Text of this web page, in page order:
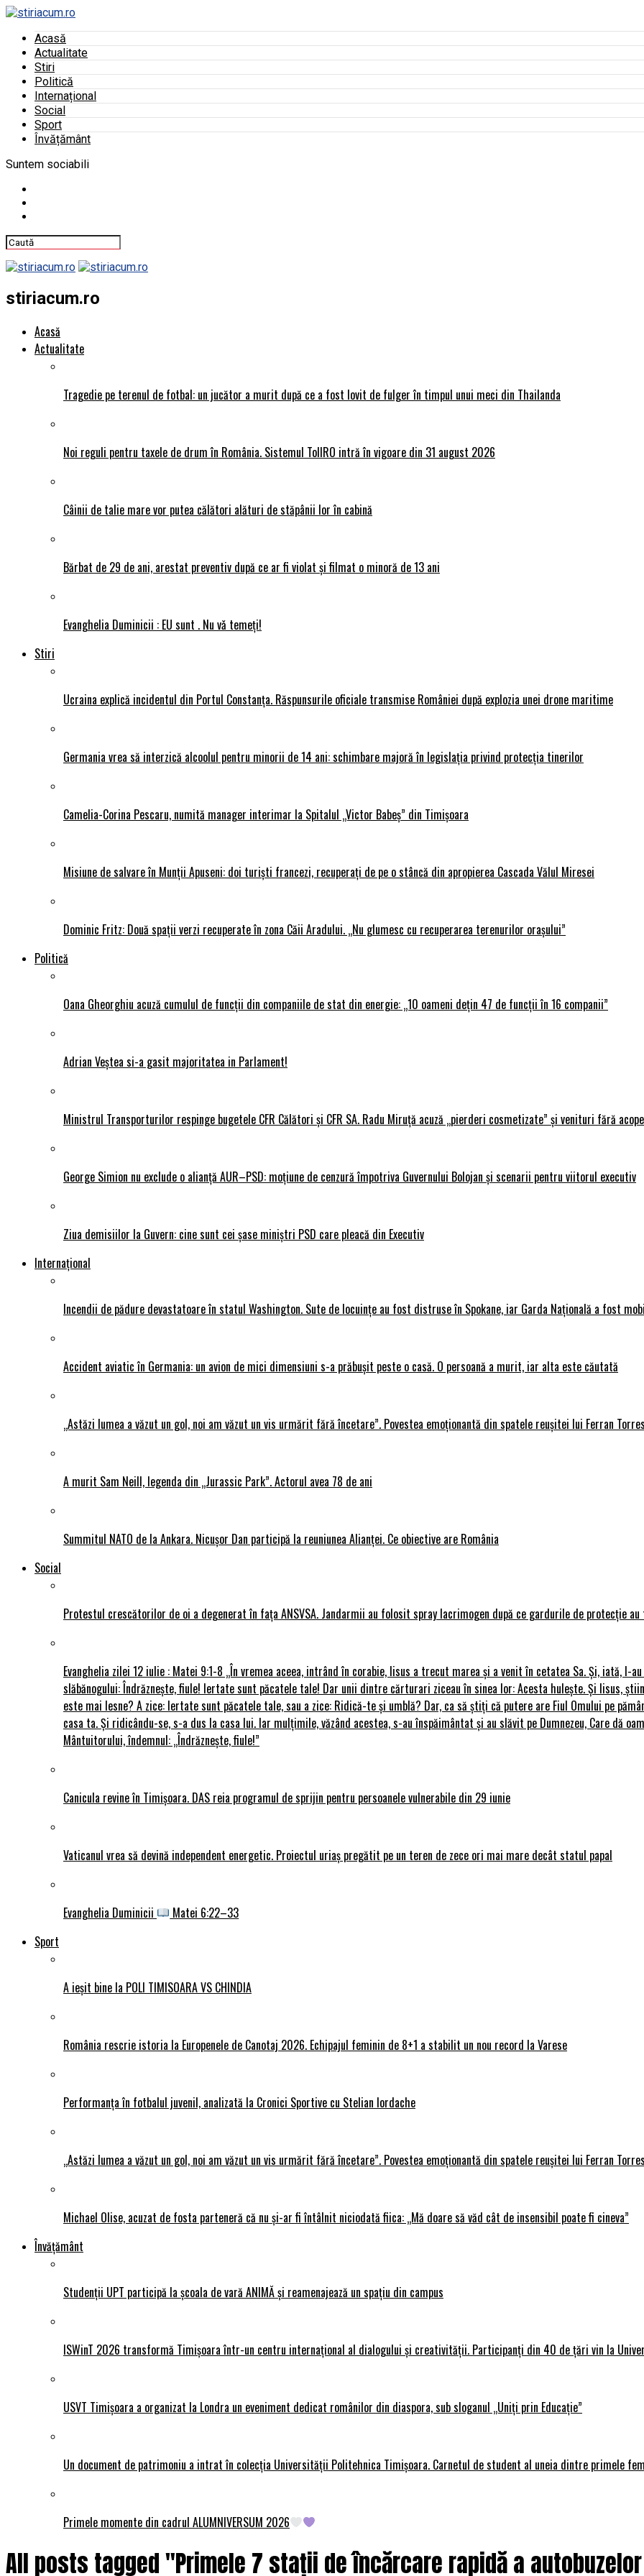
Acasă
Actualitate
Stiri
Politică
Internațional
Social
Sport
Învățământ
Suntem sociabili
stiriacum.ro
Acasă
Actualitate
Tragedie pe terenul de fotbal: un jucător a murit după ce a fost lovit de fulger în timpul unui meci din Thailanda
Noi reguli pentru taxele de drum în România. Sistemul TollRO intră în vigoare din 31 august 2026
Câinii de talie mare vor putea călători alături de stăpânii lor în cabină
Bărbat de 29 de ani, arestat preventiv după ce ar fi violat și filmat o minoră de 13 ani
Evanghelia Duminicii : EU sunt . Nu vǎ temeți!
Stiri
Ucraina explică incidentul din Portul Constanța. Răspunsurile oficiale transmise României după explozia unei drone maritime
Germania vrea să interzică alcoolul pentru minorii de 14 ani: schimbare majoră în legislația privind protecția tinerilor
Camelia-Corina Pescaru, numită manager interimar la Spitalul „Victor Babeș” din Timișoara
Misiune de salvare în Munții Apuseni: doi turiști francezi, recuperați de pe o stâncă din apropierea Cascada Vălul Miresei
Dominic Fritz: Două spații verzi recuperate în zona Căii Aradului. „Nu glumesc cu recuperarea terenurilor orașului”
Politică
Oana Gheorghiu acuză cumulul de funcții din companiile de stat din energie: „10 oameni dețin 47 de funcții în 16 companii”
Adrian Veștea si-a gasit majoritatea in Parlament!
Ministrul Transporturilor respinge bugetele CFR Călători și CFR SA. Radu Miruță acuză „pierderi cosmetizate” și venituri fără
George Simion nu exclude o alianță AUR–PSD: moțiune de cenzură împotriva Guvernului Bolojan și scenarii pentru viitorul executiv
Ziua demisiilor la Guvern: cine sunt cei șase miniștri PSD care pleacă din Executiv
Internațional
Incendii de pădure devastatoare în statul Washington. Sute de locuințe au fost distruse în Spokane, iar Garda Națională a fost
Accident aviatic în Germania: un avion de mici dimensiuni s-a prăbușit peste o casă. O persoană a murit, iar alta este căutată
„Astăzi lumea a văzut un gol, noi am văzut un vis urmărit fără încetare”. Povestea emoționantă din spatele reușitei lui Ferran
A murit Sam Neill, legenda din „Jurassic Park”. Actorul avea 78 de ani
Summitul NATO de la Ankara. Nicușor Dan participă la reuniunea Alianței. Ce obiective are România
Social
Protestul crescătorilor de oi a degenerat în fața ANSVSA. Jandarmii au folosit spray lacrimogen după ce gardurile de protecție
Evanghelia zilei 12 iulie : Matei 9:1-8 „În vremea aceea, intrând în corabie, Iisus a trecut marea și a venit în cetatea Sa. Și, iată, I-
slăbănogului: Îndrăznește, fiule! Iertate sunt păcatele tale! Dar unii dintre cărturari ziceau în sinea lor: Acesta hulește. Și Iisus,
este mai lesne? A zice: Iertate sunt păcatele tale, sau a zice: Ridică-te și umblă? Dar, ca să știți că putere are Fiul Omului pe
casa ta. Și ridicându-se, s-a dus la casa lui. Iar mulțimile, văzând acestea, s-au înspăimântat și au slăvit pe Dumnezeu, Care dă
Mântuitorului, îndemnul: „Îndrăznește, fiule!”
Canicula revine în Timișoara. DAS reia programul de sprijin pentru persoanele vulnerabile din 29 iunie
Vaticanul vrea să devină independent energetic. Proiectul uriaș pregătit pe un teren de zece ori mai mare decât statul papal
Evanghelia Duminicii
Matei 6:22–33
Sport
A ieșit bine la POLI TIMISOARA VS CHINDIA
România rescrie istoria la Europenele de Canotaj 2026. Echipajul feminin de 8+1 a stabilit un nou record la Varese
Performanța în fotbalul juvenil, analizată la Cronici Sportive cu Stelian Iordache
„Astăzi lumea a văzut un gol, noi am văzut un vis urmărit fără încetare”. Povestea emoționantă din spatele reușitei lui Ferran
Michael Olise, acuzat de fosta parteneră că nu și-ar fi întâlnit niciodată fiica: „Mă doare să văd cât de insensibil poate fi cineva”
Învățământ
Studenții UPT participă la școala de vară ANIMĂ și reamenajează un spațiu din campus
ISWinT 2026 transformă Timișoara într-un centru internațional al dialogului și creativității. Participanți din 40 de țări vin la
USVT Timișoara a organizat la Londra un eveniment dedicat românilor din diaspora, sub sloganul „Uniți prin Educație”
Un document de patrimoniu a intrat în colecția Universității Politehnica Timișoara. Carnetul de student al uneia dintre primele
Primele momente din cadrul ALUMNIVERSUM 2026
All posts tagged "Primele 7 stații de încărcare rapidă a